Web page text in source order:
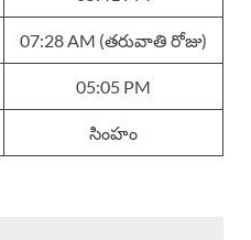
07:28 AM (తరువాతి రోజు)
05:05 PM
సింహం